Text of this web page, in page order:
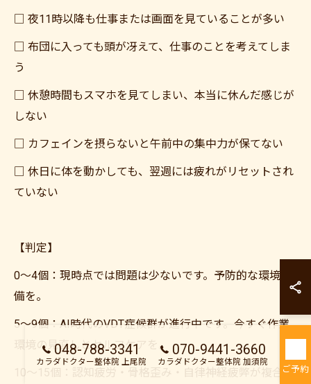
□ 夜11時以降も仕事または画面を見ていることが多い
□ 布団に入っても頭が冴えて、仕事のことを考えてしま
う
□ 休憩時間もスマホを見てしまい、本当に休んだ感じが
しない
□ カフェインを摂らないと午前中の集中力が保てない
□ 休日に体を動かしても、翌週には疲れがリセットされ
ていない
【判定】
0〜4個：現時点では問題は少ないです。予防的な環境整
備を。
5〜9個：AI時代のVDT症候群が進行中です。今すぐ作業
環境の見直しとセルフケアを。
10〜15個：認知疲労・骨格歪み・自律神経疲弊が複合し
048-788-3341
カラダドクター整体院 上尾院
070-9441-3660
カラダドクター整体院 加須院
ご予約
カラダドクター
カラダドクター